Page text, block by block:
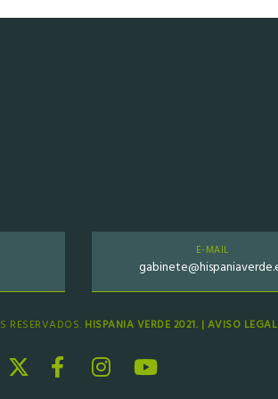
E-MAIL
RESERVADOS. HISPANIA VERDE 2021. | AVISO LEGAL